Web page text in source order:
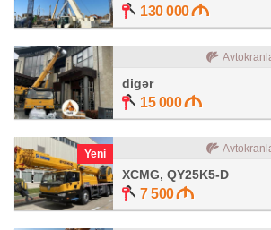
130 000
digər
15 000
Yeni
XCMG, QY25K5-D
7 500